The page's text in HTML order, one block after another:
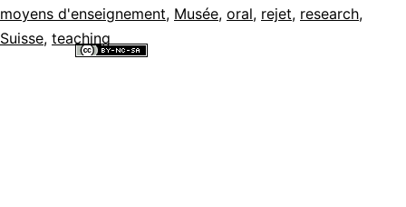
moyens d'enseignement, Musée, oral, rejet, research,
Suisse, teaching